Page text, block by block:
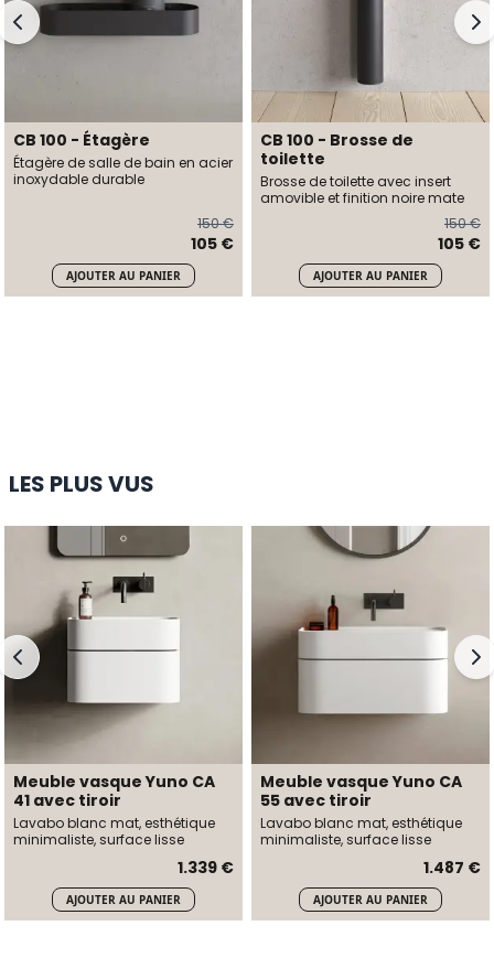
CB 100 - Étagère
Étagère de salle de bain en acier
inoxydable durable
150 €
105 €
AJOUTER AU PANIER
CB 100 - Brosse de
toilette
Brosse de toilette avec insert
amovible et finition noire mate
150 €
105 €
AJOUTER AU PANIER
LES PLUS VUS
Meuble vasque Yuno CA
41 avec tiroir
Lavabo blanc mat, esthétique
minimaliste, surface lisse
1.339 €
AJOUTER AU PANIER
Meuble vasque Yuno CA
55 avec tiroir
Lavabo blanc mat, esthétique
minimaliste, surface lisse
1.487 €
AJOUTER AU PANIER